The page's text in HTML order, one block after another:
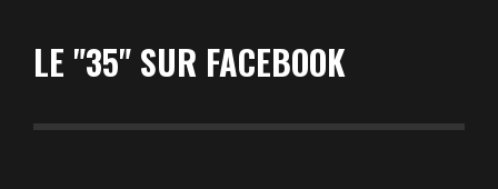
LE "35" SUR FACEBOOK